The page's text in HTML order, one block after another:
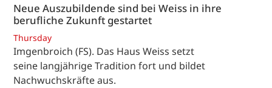
Neue Auszubildende sind bei Weiss in ihre
berufliche Zukunft gestartet
Thursday
Imgenbroich (FS). Das Haus Weiss setzt
seine langjährige Tradition fort und bildet
Nachwuchskräfte aus.